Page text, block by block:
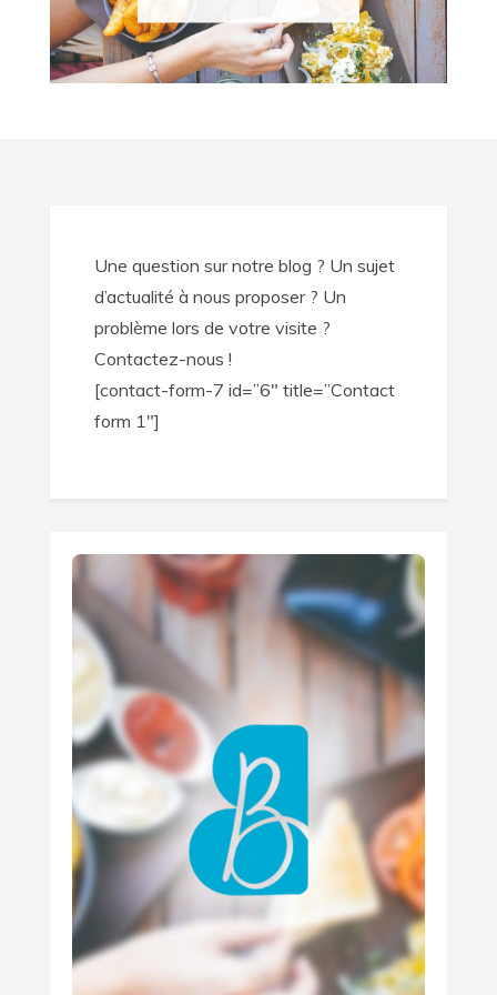
Une question sur notre blog ? Un sujet
d’actualité à nous proposer ? Un
problème lors de votre visite ?
Contactez-nous !
[contact-form-7 id=”6″ title=”Contact
form 1″]